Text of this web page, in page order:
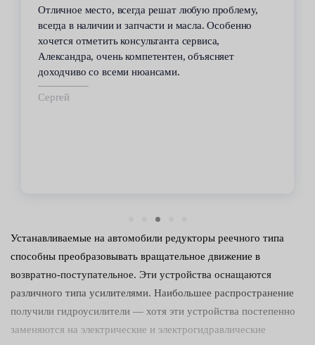
Отличное место, всегда решат любую проблему,
всегда в наличии и запчасти и масла. Особенно
хочется отметить консультанта сервиса,
Александра, очень компетентен, объясняет
доходчиво со всеми нюансами.
Сергей
Устанавливаемые на автомобили редукторы реечного типа
способны преобразовывать вращательное движение в
возвратно-поступательное. Эти устройства оснащаются
различного типа усилителями. Наибольшее распространение
получили гидроусилители — хотя эти устройства постепенно
заменяются на электрические и электрогидравлические